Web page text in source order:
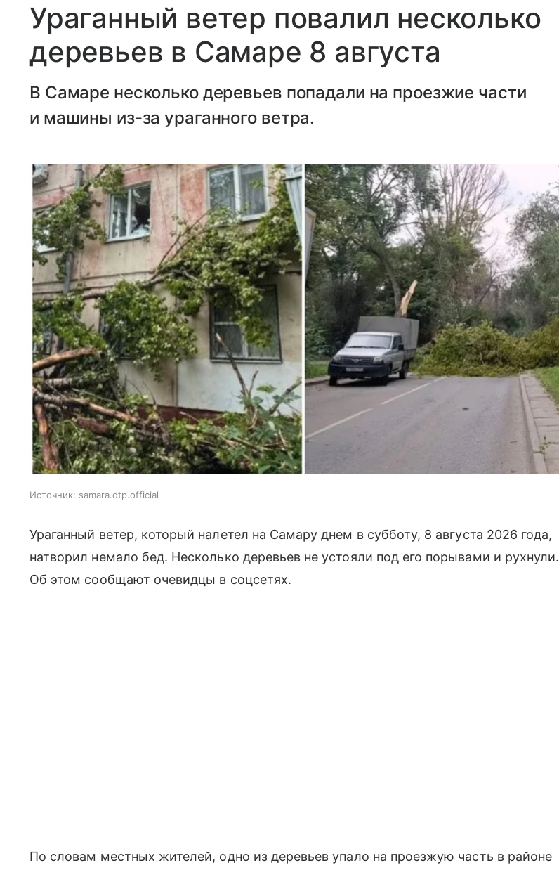
Ураганный ветер повалил несколько
деревьев в Самаре 8 августа
В Самаре несколько деревьев попадали на проезжие части
и машины из-за ураганного ветра.
Источник: samara.dtp.official
Ураганный ветер, который налетел на Самару днем в субботу, 8 августа 2026 года,
натворил немало бед. Несколько деревьев не устояли под его порывами и рухнули.
Об этом сообщают очевидцы в соцсетях.
По словам местных жителей, одно из деревьев упало на проезжую часть в районе